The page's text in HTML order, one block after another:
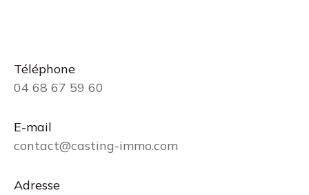
Téléphone
04 68 67 59 60
E-mail
contact@casting-immo.com
Adresse